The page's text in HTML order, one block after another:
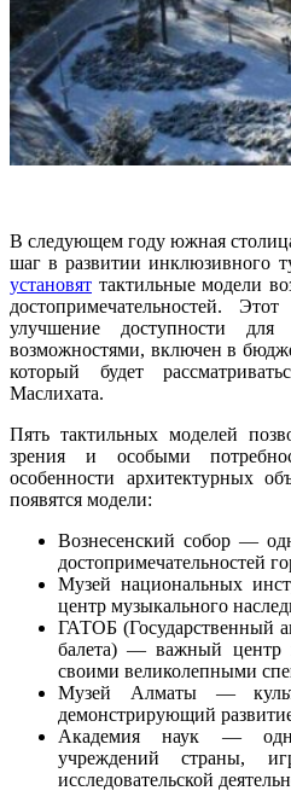
В следующем году южная
шаг в развитии инклюзивного
установят тактильные модели
достопримечательностей.
улучшение доступности
возможностями, включен в
который будет
Маслихата.
Пять тактильных моделей
зрения и особыми
особенности архитектурных
появятся модели:
Вознесенский собор —
достопримечательностей
Музей национальных
центр музыкального
ГАТОБ (Государственный
балета) — важный центр
своими великолепными
Музей Алматы —
демонстрирующий
Академия наук —
учреждений страны,
исследовательской